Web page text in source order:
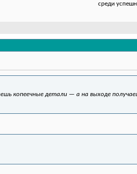
среди
копеечные детали — а на выходе